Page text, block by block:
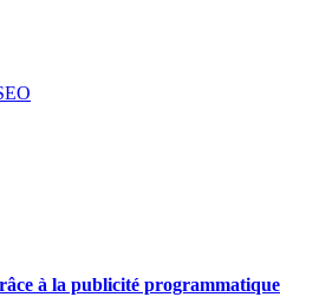
à la publicité programmatique